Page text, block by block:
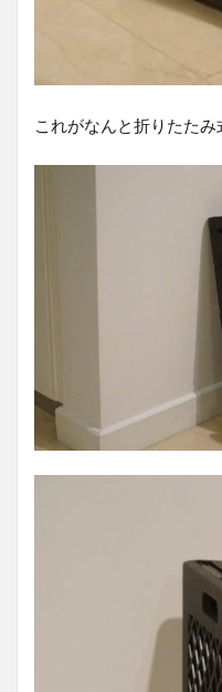
これがなんと折りたたみ